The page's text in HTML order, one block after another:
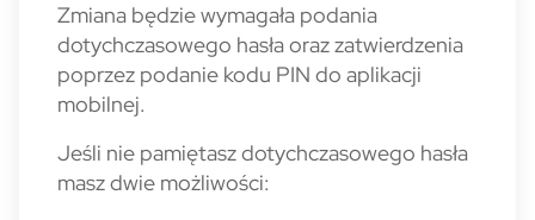
Zmiana będzie wymagała podania
dotychczasowego hasła oraz zatwierdzenia
poprzez podanie kodu PIN do aplikacji
mobilnej.
Jeśli nie pamiętasz dotychczasowego hasła
masz dwie możliwości: